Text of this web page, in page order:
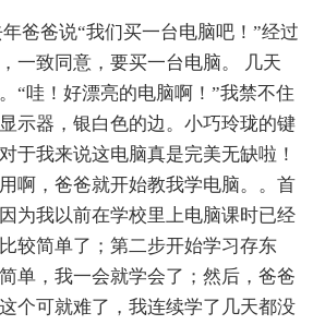
爸爸说“我们买一台电脑吧！”经过
一致同意，要买一台电脑。 几天
“哇！好漂亮的电脑啊！”我禁不住
示器，银白色的边。小巧玲珑的键
于我来说这电脑真是完美无缺啦！
啊，爸爸就开始教我学电脑。。首
为我以前在学校里上电脑课时已经
较简单了；第二步开始学习存东
单，我一会就学会了；然后，爸爸
个可就难了，我连续学了几天都没